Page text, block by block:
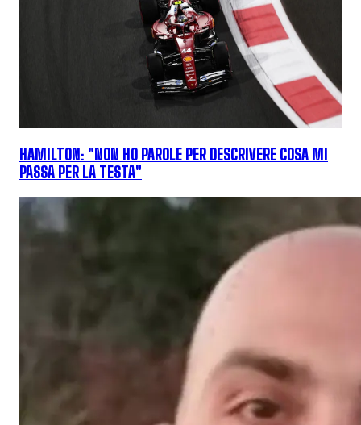
HAMILTON: "NON HO PAROLE PER DESCRIVERE COSA MI
PASSA PER LA TESTA"